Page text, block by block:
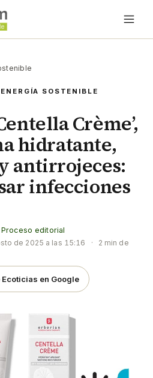
SOSTENIBLE
Crème’,
hidratante,
antirrojeces:
infecciones
Proceso editorial
de 2025 a las 15:16 ·
2 min de
Ecoticias en Google